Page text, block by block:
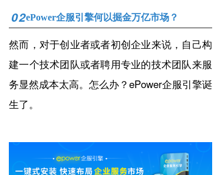
02ePower企服引擎何以掘金万亿市场？
然而，对于创业者或者初创企业来说，自己构
建一个技术团队或者聘用专业的技术团队来服
务显然成本太高。怎么办？ePower企服引擎诞
生了。